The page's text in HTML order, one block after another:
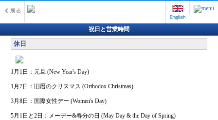
祝日と営業時間
休日
1月1日：元旦 (New Year's Day)
1月7日：旧暦のクリスマス (Orthodox Christmas)
3月8日：国際女性デー (Women's Day)
5月1日と2日：メーデー&春分の日 (May Day & the Day of Spring)